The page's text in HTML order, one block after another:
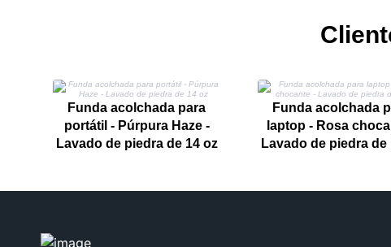
Funda acolchada para
portátil - Púrpura Haze -
Lavado de piedra de 14 oz
Funda acolchada
laptop - Rosa
Lavado de piedra de